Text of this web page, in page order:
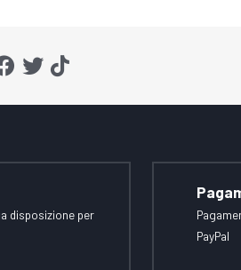
disposizione per
PayPal